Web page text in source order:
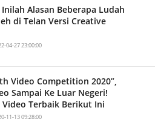
Alasan Beberapa Ludah
di Telan Versi Creative
04-27 23:00:00
Video Competition 2020”,
Sampai Ke Luar Negeri!
Video Terbaik Berikut Ini
11-13 09:28:00